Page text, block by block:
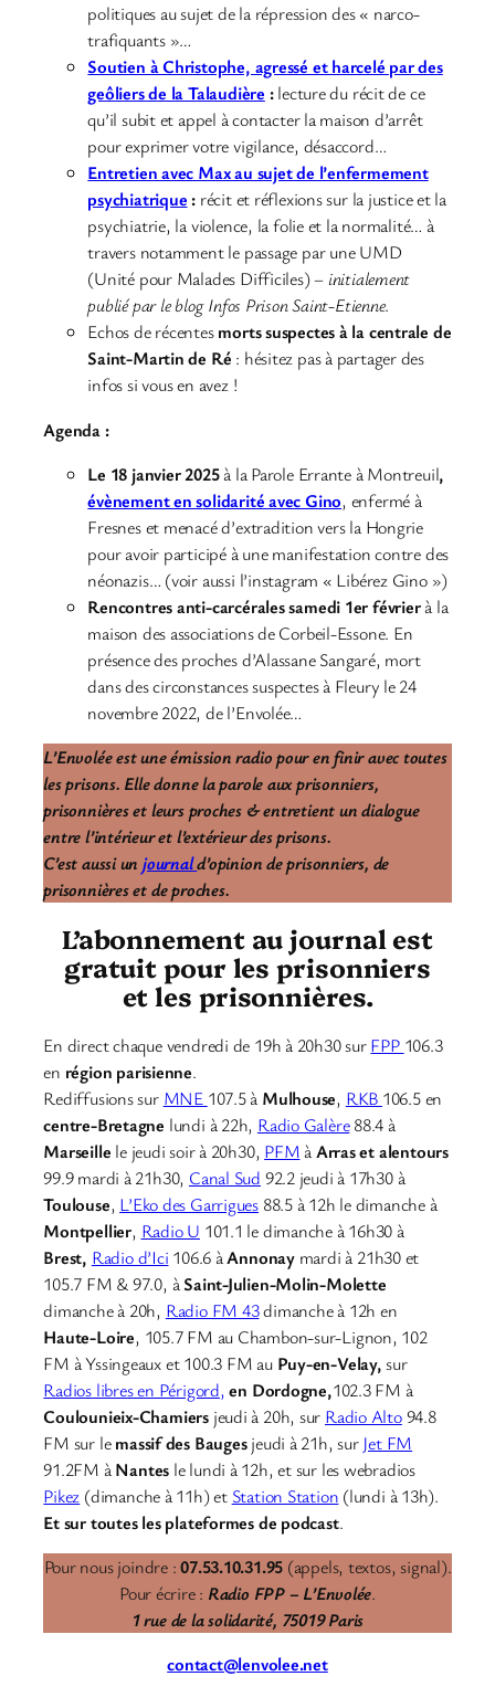
politiques au sujet de la répression des « narco-
trafiquants »…
Soutien à Christophe, agressé et harcelé par des
geôliers de la Talaudière :lecture du récit de ce
qu’il subit et appel à contacter la maison d’arrêt
pour exprimer votre vigilance, désaccord…
Entretien avec Max au sujet de l’enfermement
psychiatrique: récit et réflexions sur la justice et la
psychiatrie, la violence, la folie et la normalité… à
travers notamment le passage par une UMD
(Unité pour Malades Difficiles) – initialement
publié par le blog Infos Prison Saint-Etienne.
Echos de récentesmorts suspectes à la centrale de
Saint-Martin de Ré : hésitez pas à partager des
infos si vous en avez !
Agenda :
Le 18 janvier 2025à la Parole Errante à Montreuil,
évènement en solidarité avec Gino, enfermé à
Fresnes et menacé d’extradition vers la Hongrie
pour avoir participé à une manifestation contre des
néonazis… (voir aussi l’instagram « Libérez Gino »)
Rencontres anti-carcérales samedi 1er févrierà la
maison des associations de Corbeil-Essone. En
présence des proches d’Alassane Sangaré, mort
dans des circonstances suspectes à Fleury le 24
novembre 2022, de l’Envolée…
L’Envolée est une émission radio pour en finir avec toutes
les prisons. Elle donne la parole aux prisonniers,
prisonnières et leurs proches & entretient un dialogue
entre l’intérieur et l’extérieur des prisons.
C’est aussi unjournald’opinion de prisonniers, de
prisonnières et de proches.
L’abonnement au journal est
gratuit pour les prisonniers
et les prisonnières.
En direct chaque vendredi de 19h à 20h30 surFPP 106.3
en région parisienne.
Rediffusions sur MNE 107.5 à Mulhouse, RKB 106.5 en
centre-Bretagne lundi à 22h, Radio Galère88.4 à
Marseille le jeudi soir à 20h30, PFMàArras et alentours
99.9 mardi à 21h30, Canal Sud 92.2 jeudi à 17h30 à
Toulouse, L’Eko des Garrigues 88.5 à 12h le dimanche à
Montpellier, Radio U 101.1 le dimanche à 16h30 à
Brest, Radio d’Ici 106.6 àAnnonay mardi à 21h30 et
105.7 FM & 97.0, àSaint-Julien-Molin-Molette
dimanche à 20h, Radio FM 43dimanche à 12h en
Haute-Loire, 105.7 FM au Chambon-sur-Lignon, 102
FM à Yssingeaux et 100.3 FM au Puy-en-Velay,sur
Radios libres en Périgord, en Dordogne,102.3 FM à
Coulounieix-Chamiers jeudi à 20h, sur Radio Alto94.8
FM sur lemassif des Baugesjeudi à 21h, sur Jet FM
91.2FM àNantes le lundi à 12h, et sur les webradios
Pikez (dimanche à 11h) et Station Station (lundi à 13h).
Et sur toutes les plateformes de podcast.
Pour nous joindre :07.53.10.31.95 (appels, textos, signal).
Pour écrire : Radio FPP – L’Envolée.
1 rue de la solidarité, 75019 Paris
contact@lenvolee.net